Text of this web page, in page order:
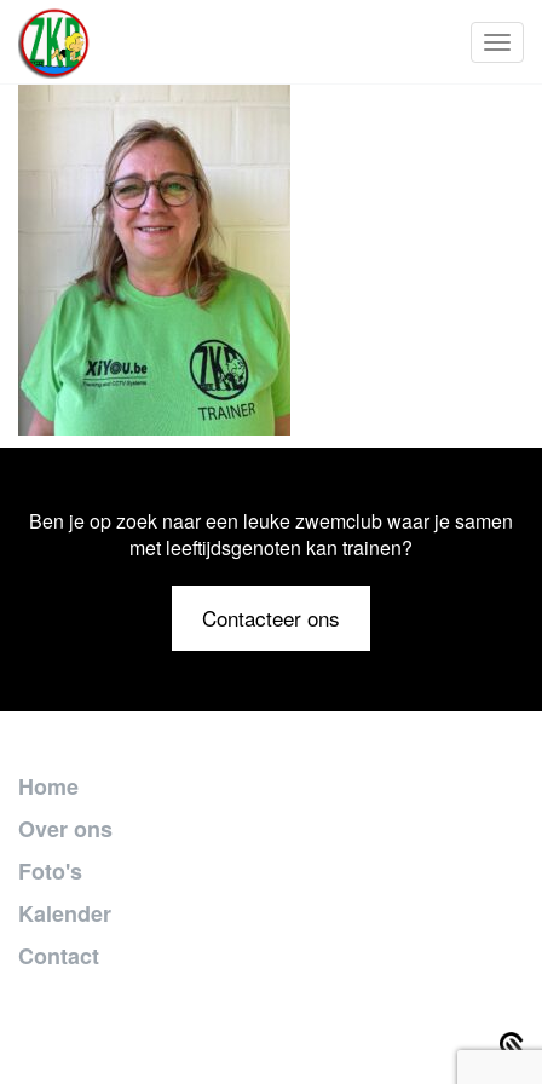
Ben je op zoek naar een leuke zwemclub waar je samen
met leeftijdsgenoten kan trainen?
Contacteer ons
Home
Over ons
Foto's
Kalender
Contact